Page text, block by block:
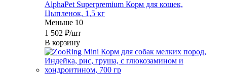
AlphaPet Superpremium Корм для кошек,
Цыпленок, 1,5 кг
Меньше 10
1 502 ₽/шт
В корзину